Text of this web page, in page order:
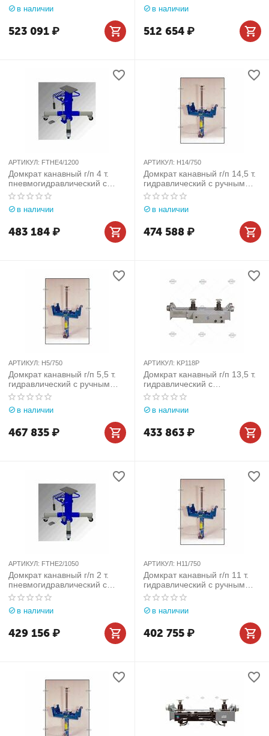
в наличии
523 091₽
в наличии
512 654₽
АРТИКУЛ: FTHE4/1200
Домкрат канавный г/п 4 т.
пневмогидравлический с
телескопическим штоком Slift
(Германия) арт. FTHE4/1200
в наличии
483 184₽
АРТИКУЛ: H14/750
Домкрат канавный г/п 14,5 т.
гидравлический c ручным
приводом Slift (Германия)
арт. H14/750
в наличии
474 588₽
АРТИКУЛ: H5/750
Домкрат канавный г/п 5,5 т.
гидравлический c ручным
приводом Slift (Германия)
арт. H5/750
в наличии
467 835₽
АРТИКУЛ: KP118P
Домкрат канавный г/п 13,5 т.
гидравлический c
пневмоприводом Ravaglioli
(Италия) арт. KP118P
в наличии
433 863₽
АРТИКУЛ: FTHE2/1050
Домкрат канавный г/п 2 т.
пневмогидравлический с
телескопическим штоком Slift
(Германия) арт. FTHE2/1050
в наличии
429 156₽
АРТИКУЛ: H11/750
Домкрат канавный г/п 11 т.
гидравлический c ручным
приводом Slift (Германия)
арт. H11/750
в наличии
402 755₽